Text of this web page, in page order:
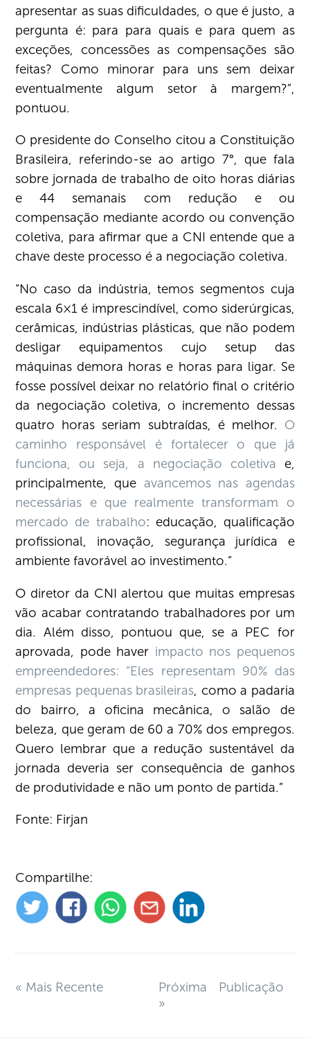
apresentar as suas dificuldades, o que é justo, a
pergunta é: para para quais e para quem as
exceções, concessões as compensações são
feitas? Como minorar para uns sem deixar
eventualmente algum setor à margem?”,
pontuou.
O presidente do Conselho citou a Constituição
Brasileira, referindo-se ao artigo 7°, que fala
sobre jornada de trabalho de oito horas diárias
e 44 semanais com redução e ou
compensação mediante acordo ou convenção
coletiva, para afirmar que a CNI entende que a
chave deste processo é a negociação coletiva.
“No caso da indústria, temos segmentos cuja
escala 6×1 é imprescindível, como siderúrgicas,
cerâmicas, indústrias plásticas, que não podem
desligar equipamentos cujo setup das
máquinas demora horas e horas para ligar. Se
fosse possível deixar no relatório final o critério
da negociação coletiva, o incremento dessas
quatro horas seriam subtraídas, é melhor. O
caminho responsável é fortalecer o que já
funciona, ou seja, a negociação coletiva e,
principalmente, que avancemos nas agendas
necessárias e que realmente transformam o
mercado de trabalho: educação, qualificação
profissional, inovação, segurança jurídica e
ambiente favorável ao investimento.”
O diretor da CNI alertou que muitas empresas
vão acabar contratando trabalhadores por um
dia. Além disso, pontuou que, se a PEC for
aprovada, pode haver impacto nos pequenos
empreendedores: “Eles representam 90% das
empresas pequenas brasileiras, como a padaria
do bairro, a oficina mecânica, o salão de
beleza, que geram de 60 a 70% dos empregos.
Quero lembrar que a redução sustentável da
jornada deveria ser consequência de ganhos
de produtividade e não um ponto de partida.”
Fonte: Firjan
Compartilhe:
« Mais Recente
Próxima Publicação
»